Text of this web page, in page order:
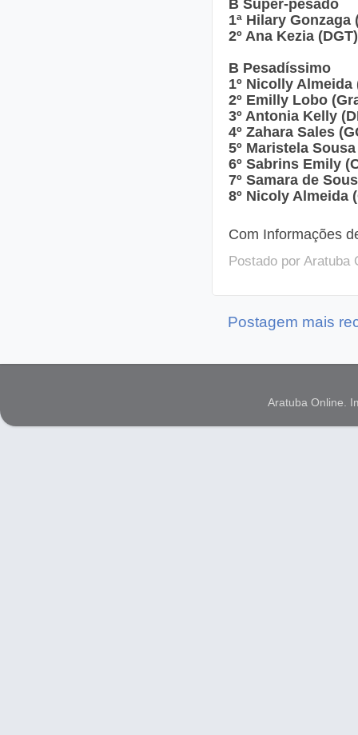
B Super-pesado
1ª Hilary Gonzaga
2º Ana Kezia
B Pesadíssimo
1º Nicolly Almeida
2º Emilly Lobo
3º Antonia Kelly
4º Zahara Sales
5º Maristela
6º Sabrins Emily
7º Samara de
8º Nicoly Almeida
Com Informações
Postado por Aratuba
Postagem mais
Aratuba Online.